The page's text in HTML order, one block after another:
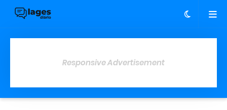
Responsive Advertisement